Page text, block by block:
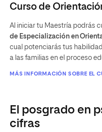
Curso de
Al iniciar tu Maestría podrás
de Especialización en
cual potenciarás tus
a las familias en el proceso
MÁS INFORMACIÓN SOBRE EL
El posgrado en
cifras